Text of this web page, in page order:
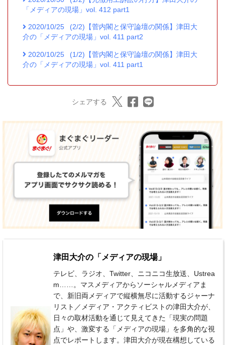
「メディアの現場」vol. 412 part1
2020/10/25
(2/2)【菅内閣と保守論壇の関係】津田大
介の「メディアの現場」vol. 411 part2
2020/10/25
(1/2)【菅内閣と保守論壇の関係】津田大
介の「メディアの現場」vol. 411 part1
シェアする
津田大介の「メディアの現場」
テレビ、ラジオ、Twitter、ニコニコ生放送、Ustrea
m……。マスメディアからソーシャルメディアま
で、新旧両メディアで縦横無尽に活動するジャーナ
リスト／メディア・アクティビストの津田大介が、
日々の取材活動を通じて見えてきた「現実の問題
点」や、激変する「メディアの現場」を多角的な視
点でレポートします。津田大介が現在構想している